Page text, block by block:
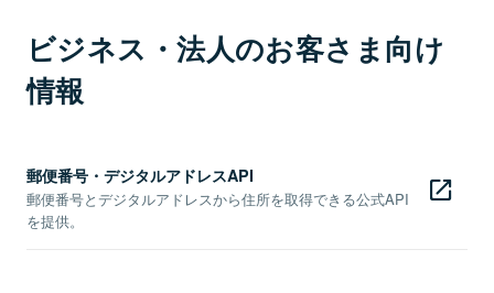
ビジネス・法人のお客さま向け
情報
郵便番号・デジタルアドレスAPI
郵便番号とデジタルアドレスから住所を取得できる公式API
を提供。